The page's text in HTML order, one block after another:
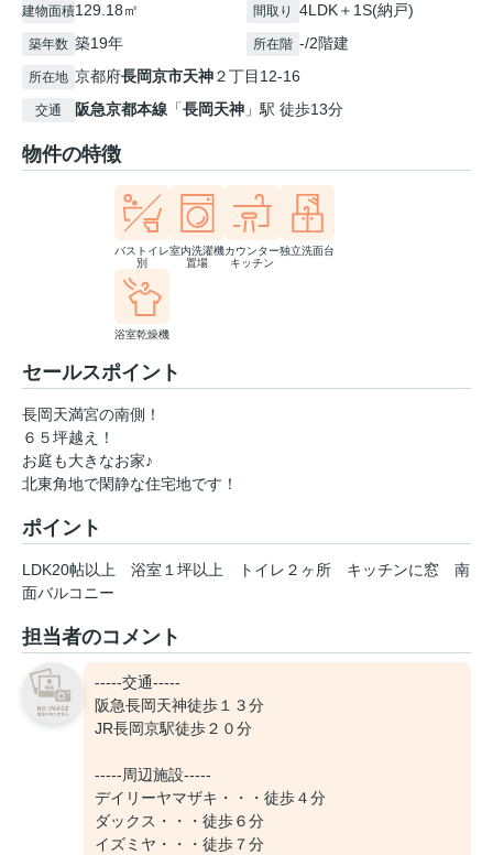
建物面積129.18㎡ 間取り 4LDK＋1S(納戸)
築年数 築19年 所在階 -/2階建
所在地 京都府長岡京市天神２丁目12-16
交通 阪急京都本線 「長岡天神 」駅 徒歩13分
物件の特徴
バストイレ
別
室内洗濯機
置場
カウンター
キッチン
独立洗面台
浴室乾燥機
セールスポイント
長岡天満宮の南側！
６５坪越え！
お庭も大きなお家♪
北東角地で閑静な住宅地です！
ポイント
LDK20帖以上 浴室１坪以上 トイレ２ヶ所 キッチンに窓
南
面バルコニー
担当者のコメント
-----交通-----
阪急長岡天神徒歩１３分
JR長岡京駅徒歩２０分
-----周辺施設-----
デイリーヤマザキ・・・徒歩４分
ダックス・・・徒歩６分
イズミヤ・・・徒歩７分